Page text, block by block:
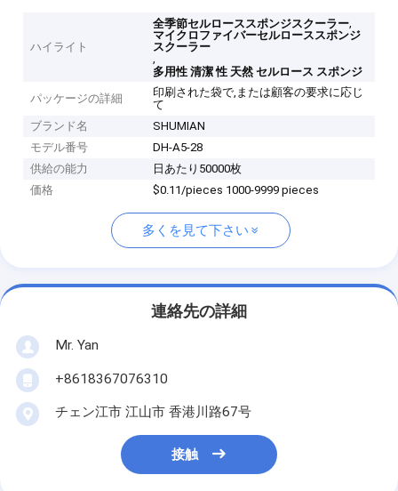
ハイライト
全季節セルローススポンジスクーラー,
マイクロファイバーセルローススポンジ
スクーラー
,
多用性 清潔 性 天然 セルロース スポンジ
パッケージの詳細
印刷された袋で,または顧客の要求に応じ
て
ブランド名
SHUMIAN
モデル番号
DH-A5-28
供給の能力
日あたり50000枚
価格
$0.11/pieces 1000-9999 pieces
多くを見て下さい
連絡先の詳細
Mr. Yan
+8618367076310
チェン江市 江山市 香港川路67号
接触